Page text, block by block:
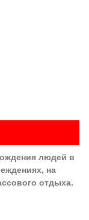
людей в
на
отдыха.